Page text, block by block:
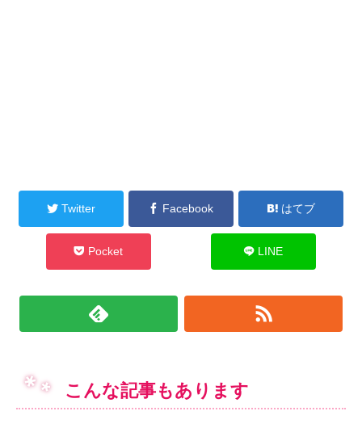
Twitter Facebook はてブ
Pocket LINE
こんな記事もあります